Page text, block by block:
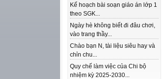
Kế hoạch bài soạn giáo án lớp 1
theo SGK...
Ngày hè không biết đi đâu chơi,
vào trang thầy...
Chào bạn N, tài liệu siêu hay và
chỉn chu...
Quy chế làm việc của Chi bộ
nhiệm kỳ 2025-2030...